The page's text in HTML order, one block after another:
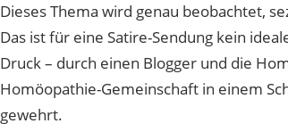
Dieses Thema wird genau beobachtet,
Das ist für eine Satire-Sendung kein
Druck – durch einen Blogger und die
Homöopathie-Gemeinschaft in einem
gewehrt.